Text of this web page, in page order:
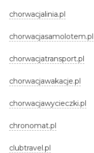
chorwacjalinia.pl
chorwacjasamolotem.pl
chorwacjatransport.pl
chorwacjawakacje.pl
chorwacjawycieczki.pl
chronomat.pl
clubtravel.pl